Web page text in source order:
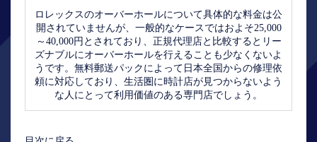
ロレックスのオーバーホールについて具体的な料金は公
開されていませんが、一般的なケースではおよそ25,000
～40,000円とされており、正規代理店と比較するとリー
ズナブルにオーバーホールを行えることも少なくないよ
うです。無料郵送パックによって日本全国からの修理依
頼に対応しており、生活圏に時計店が見つからないよう
な人にとって利用価値のある専門店でしょう。